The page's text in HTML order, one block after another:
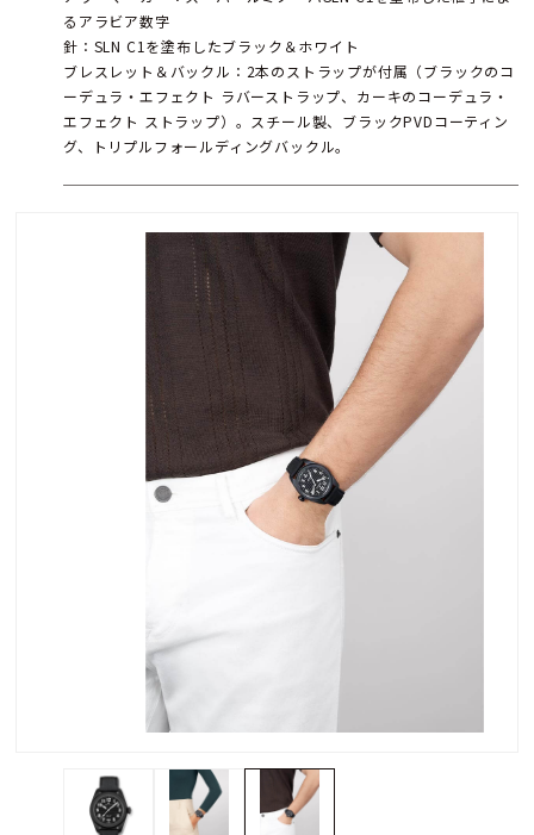
るアラビア数字
針：SLN C1を塗布したブラック＆ホワイト
ブレスレット＆バックル：2本のストラップが付属（ブラックのコ
ーデュラ・エフェクト ラバーストラップ、カーキのコーデュラ・
エフェクト ストラップ）。スチール製、ブラックPVDコーティン
グ、トリプルフォールディングバックル。